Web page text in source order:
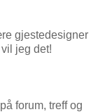
gjestedesigner
jeg det!
på forum, treff og